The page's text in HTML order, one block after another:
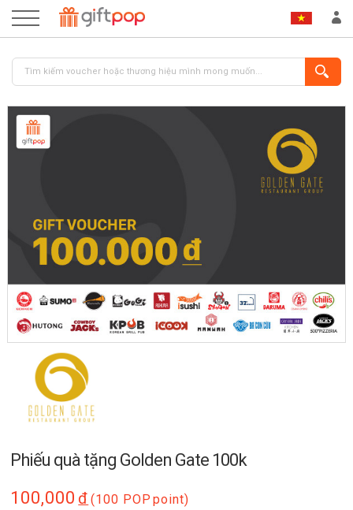
ĐĂNG NHẬP
Phiếu quà tặng Golden Gate 100k
100,000 đ (100 POP point)